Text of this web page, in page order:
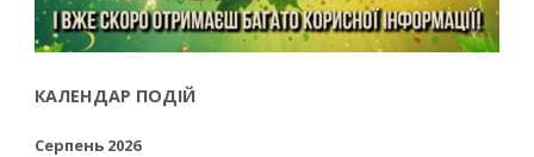
КАЛЕНДАР ПОДІЙ
Серпень 2026